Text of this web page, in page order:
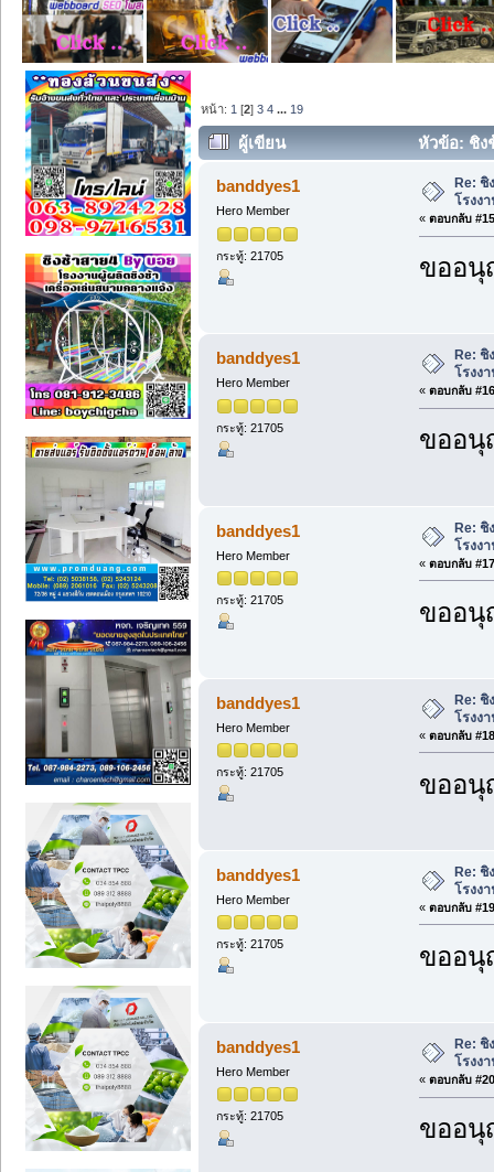
หน้า: 1 [2]3 4 ... 19
ผู้เขียน
หัวข้อ: ชิง
(อ่าน 5630 ครั้ง)
banddyes1
Hero Member
กระทู้: 21705
Re: ชิ
โรงง
« ตอบกลับ
ขออนุ
banddyes1
Hero Member
กระทู้: 21705
Re: ชิ
โรงง
« ตอบกลับ
ขออนุ
banddyes1
Hero Member
กระทู้: 21705
Re: ชิ
โรงง
« ตอบกลับ
ขออนุ
banddyes1
Hero Member
กระทู้: 21705
Re: ชิ
โรงง
« ตอบกลับ
ขออนุ
banddyes1
Hero Member
กระทู้: 21705
Re: ชิ
โรงง
« ตอบกลับ
ขออนุ
banddyes1
Hero Member
กระทู้: 21705
Re: ชิ
โรงง
« ตอบกลับ
ขออนุ